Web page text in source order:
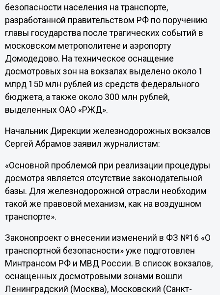
безопасности населения на транспорте,
разработанной правительством РФ по поручению
главы государства после трагических событий в
московском метрополитене и аэропорту
Домодедово. На техническое оснащение
досмотровых зон на вокзалах выделено около 1
млрд 150 млн рублей из средств федерального
бюджета, а также около 300 млн рублей,
выделенных ОАО «РЖД».
Начальник Дирекции железнодорожных вокзалов
Сергей Абрамов заявил журналистам:
«Основной проблемой при реализации процедуры
досмотра является отсутствие законодательной
базы. Для железнодорожной отрасли необходим
такой же правовой механизм, как на воздушном
транспорте».
Законопроект о внесении изменений в ФЗ №16 «О
транспортной безопасности» уже подготовлен
Минтрансом РФ и МВД России. В список вокзалов,
оснащенных досмотровыми зонами вошли
Ленинградский (Москва), Московский (Санкт-